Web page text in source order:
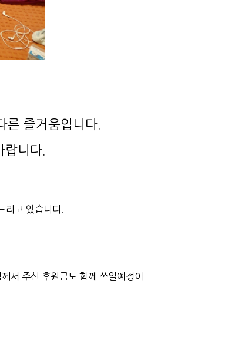
른 즐거움입니다.
니다.
리고 있습니다.